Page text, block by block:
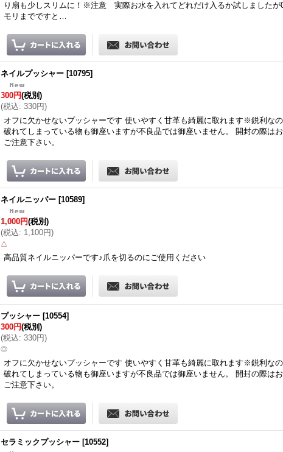
り扇も少しスリムに！※注意 実際お水を入れてどれだけ入るか試しましたが
モリまでですと…
ネイルプッシャー [10795]
300円(税別)
(税込: 330円)
オフに欠かせないプッシャーです 使いやすく甘革も綺麗に取れます※鋭利な
破れてしまっている物も御座いますが不良品では御座いません。 開封の際は
ご注意下さい。
ネイルニッパー [10589]
1,000円(税別)
(税込: 1,100円)
△
高品質ネイルニッパーです♪爪を切るのにご使用ください
プッシャー [10554]
300円(税別)
(税込: 330円)
◎
オフに欠かせないプッシャーです 使いやすく甘革も綺麗に取れます※鋭利な
破れてしまっている物も御座いますが不良品では御座いません。 開封の際は
ご注意下さい。
セラミックプッシャー [10552]